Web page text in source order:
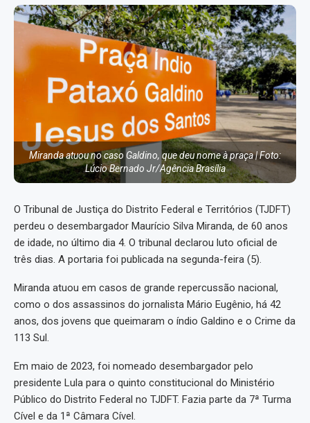
Miranda atuou no caso Galdino, que deu nome à praça | Foto:
Lúcio Bernado Jr/Agência Brasília
O Tribunal de Justiça do Distrito Federal e Territórios (TJDFT)
perdeu o desembargador Maurício Silva Miranda, de 60 anos
de idade, no último dia 4. O tribunal declarou luto oficial de
três dias. A portaria foi publicada na segunda-feira (5).
Miranda atuou em casos de grande repercussão nacional,
como o dos assassinos do jornalista Mário Eugênio, há 42
anos, dos jovens que queimaram o índio Galdino e o Crime da
113 Sul.
Em maio de 2023, foi nomeado desembargador pelo
presidente Lula para o quinto constitucional do Ministério
Público do Distrito Federal no TJDFT. Fazia parte da 7ª Turma
Cível e da 1ª Câmara Cível.